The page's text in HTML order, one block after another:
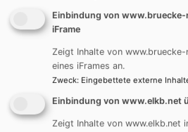
Das Begegnungszentrum
Ausstellung mit
Material zum interreligiösen
auf 15 Roll-Ups kann im Rahmen
der BRÜCKE besucht und auf
anderen Orten aufgebaut
HIERfinden Sie weitere Infos zur
Einbindung von
iFrame
Zeigt Inhalte von
eines iFrames an.
Zweck: Eingebettete externe
Einbindung von www.elkb.net
Zeigt Inhalte von www.elkb.net